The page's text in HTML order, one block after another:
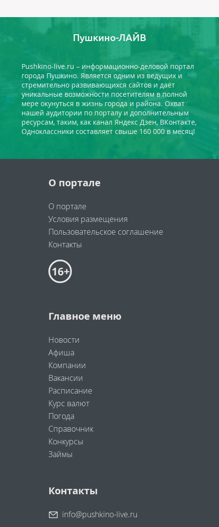
Пушкино-ЛАЙВ
Pushkino-live.ru – информационно-деловой портал
города Пушкино. Является одним из ведущих и
стремительно развивающихся сайтов и даёт
уникальные возможности посетителям в полной
мере окунуться в жизнь города и района. Охват
нашей аудитории по порталу и дополнительным
ресурсам, таким, как канал Яндекс Дзен, ВКонтакте,
Одноклассники составляет свыше 160 000 в месяц!
О портале
О портале
Условия размещения
Пользовательское соглашение
Контакты
Главное меню
Новости
Афиша
Компании
Вакансии
Расписание
Курс валют
Погода
Справочник
Конкурсы
Займы
Контакты
info@pushkino-live.ru